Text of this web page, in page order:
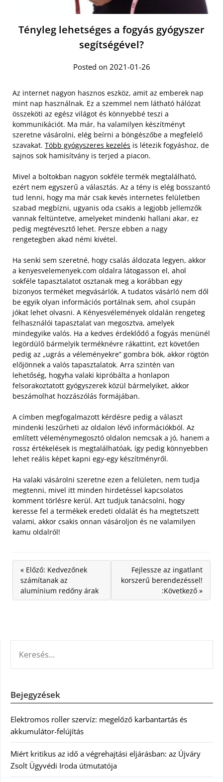
Tényleg lehetséges a fogyás gyógyszer
segítségével?
Posted on 2021-01-26
Az internet nagyon hasznos eszköz, amit az emberek nap
mint nap használnak. Ez a szemmel nem látható hálózat
összeköti az egész világot és könnyebbé teszi a
kommunikációt. Ma már, ha valamilyen készítményt
szeretne vásárolni, elég beírni a böngészőbe a megfelelő
szavakat. Több gyógyszeres kezelés is létezik fogyáshoz, de
sajnos sok hamisítvány is terjed a piacon.
Mivel a boltokban nagyon sokféle termék megtalálható,
ezért nem egyszerű a választás. Az a tény is elég bosszantó
tud lenni, hogy ma már csak kevés internetes felületben
szabad megbízni, ugyanis oda csakis a legjobb jellemzők
vannak feltüntetve, amelyeket mindenki hallani akar, ez
pedig megtévesztő lehet. Persze ebben a nagy
rengetegben akad némi kivétel.
Ha senki sem szeretné, hogy csalás áldozata legyen, akkor
a kenyesvelemenyek.com oldalra látogasson el, ahol
sokféle tapasztalatot osztanak meg a korábban egy
bizonyos terméket megvásárlók. A tudatos vásárló nem dől
be egyik olyan információs portálnak sem, ahol csupán
jókat lehet olvasni. A Kényesvélemények oldalán rengeteg
felhasználói tapasztalat van megosztva, amelyek
mindegyike valós. Ha a kedves érdeklődő a fogyás menünél
legördülő bármelyik terméknévre rákattint, ezt követően
pedig az „ugrás a véleményekre” gombra bök, akkor rögtön
előjönnek a valós tapasztalatok. Arra szintén van
lehetőség, hogyha valaki kipróbálta a honlapon
felsorakoztatott gyógyszerek közül bármelyiket, akkor
beszámolhat hozzászólás formájában.
A címben megfogalmazott kérdésre pedig a választ
mindenki leszűrheti az oldalon lévő információkból. Az
említett véleménymegosztó oldalon nemcsak a jó, hanem a
rossz értékelések is megtalálhatóak, így pedig könnyebben
lehet reális képet kapni egy-egy készítményről.
Ha valaki vásárolni szeretne ezen a felületen, nem tudja
megtenni, mivel itt minden hirdetéssel kapcsolatos
komment törlésre kerül. Azt tudjuk tanácsolni, hogy
keresse fel a termékek eredeti oldalát és ha megtetszett
valami, akkor csakis onnan vásároljon és ne valamilyen
kamu oldalról!
« Előző: Kedvezőnek
számítanak az
alumínium redőny árak
Fejlessze az ingatlant
korszerű berendezéssel!
:Következő »
Bejegyzések
Elektromos roller szervíz: megelőző karbantartás és
akkumulátor-felújítás
Miért kritikus az idő a végrehajtási eljárásban: az Újváry
Zsolt Ügyvédi Iroda útmutatója